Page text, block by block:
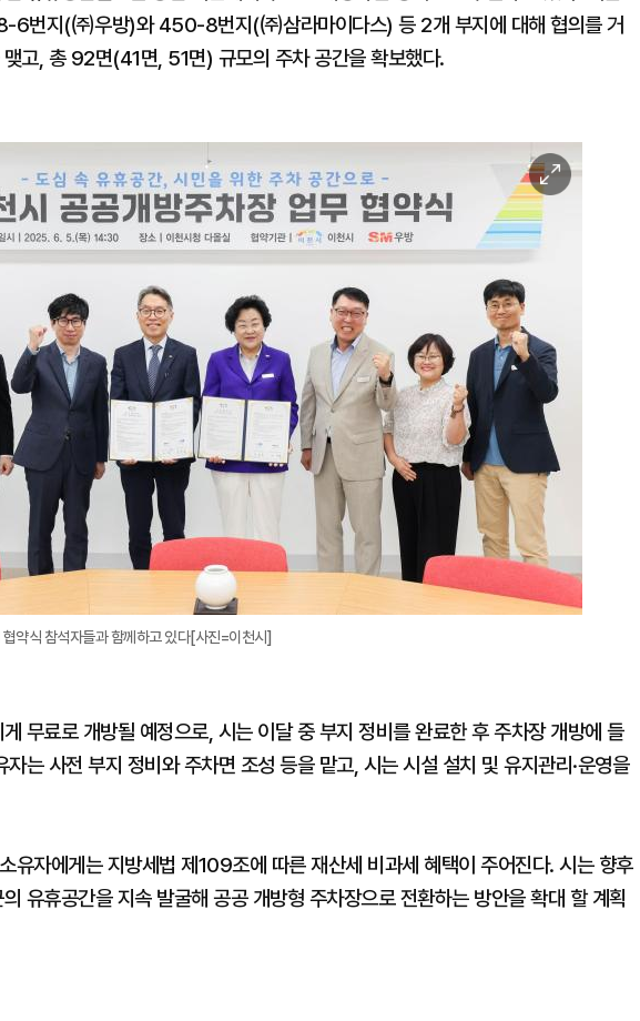
6번지(㈜우방)와 450-8번지(㈜삼라마이다스) 등 2개 부지에 대해 협의를 거
고, 총 92면(41면, 51면) 규모의 주차 공간을 확보했다.
이
미
지
약식 참석자들과 함께하고 있다[사진=이천시]
무료로 개방될 예정으로, 시는 이달 중 부지 정비를 완료한 후 주차장 개방에 들
는 사전 부지 정비와 주차면 조성 등을 맡고, 시는 시설 설치 및 유지관리·운영을
유자에게는 지방세법 제109조에 따른 재산세 비과세 혜택이 주어진다. 시는 향후
유휴공간을 지속 발굴해 공공 개방형 주차장으로 전환하는 방안을 확대 할 계획